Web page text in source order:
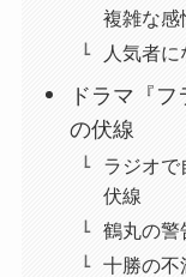
複雑な感
人気者
ドラマ『
の伏線
ラジオで
伏線
鶴丸の警
十勝の不